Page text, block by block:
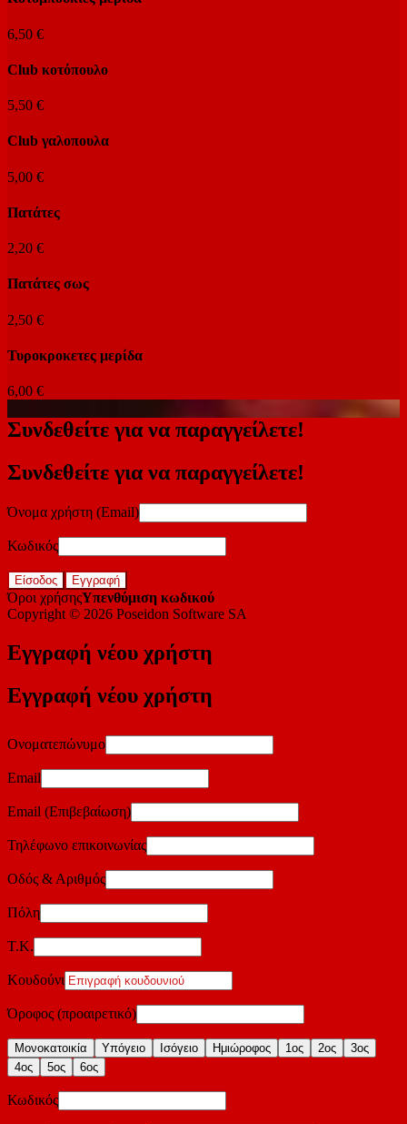
6,50 €
Club κοτόπουλο
5,50 €
Club γαλοπουλα
5,00 €
Πατάτες
2,20 €
Πατάτες σως
2,50 €
Τυροκροκετες μερίδα
6,00 €
Συνδεθείτε για να παραγγείλετε!
Συνδεθείτε για να παραγγείλετε!
Όνομα χρήστη (Email)
Κωδικός
Είσοδος Εγγραφή
Όροι χρήσηςΥπενθύμιση κωδικού
Copyright © 2026 Poseidon Software SA
Εγγραφή νέου χρήστη
Εγγραφή νέου χρήστη
Ονοματεπώνυμο
Email
Email (Επιβεβαίωση)
Τηλέφωνο επικοινωνίας
Οδός & Αριθμός
Πόλη
Τ.Κ.
Κουδούνι
Όροφος (προαιρετικό)
Μονοκατοικία Υπόγειο Ισόγειο Ημιώροφος 1ος 2ος
3ος
4ος
5ος 6ος
Κωδικός